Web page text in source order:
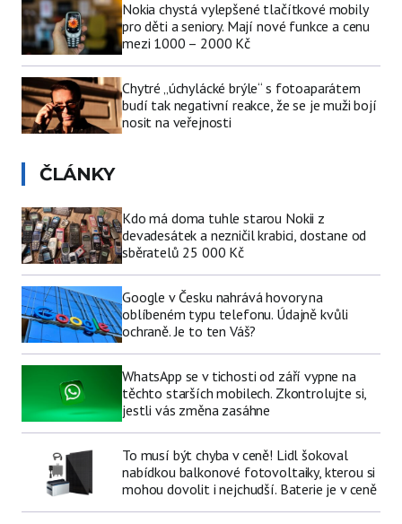
Nokia chystá vylepšené tlačítkové mobily
pro děti a seniory. Mají nové funkce a cenu
mezi 1000 – 2000 Kč
Chytré „úchylácké brýle“ s fotoaparátem
budí tak negativní reakce, že se je muži bojí
nosit na veřejnosti
ČLÁNKY
Kdo má doma tuhle starou Nokii z
devadesátek a nezničil krabici, dostane od
sběratelů 25 000 Kč
Google v Česku nahrává hovory na
oblíbeném typu telefonu. Údajně kvůli
ochraně. Je to ten Váš?
WhatsApp se v tichosti od září vypne na
těchto starších mobilech. Zkontrolujte si,
jestli vás změna zasáhne
To musí být chyba v ceně! Lidl šokoval
nabídkou balkonové fotovoltaiky, kterou si
mohou dovolit i nejchudší. Baterie je v ceně